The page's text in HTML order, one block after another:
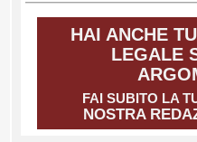
HAI ANCHE
LEGALE
FAI SUBITO LA
NOSTRA